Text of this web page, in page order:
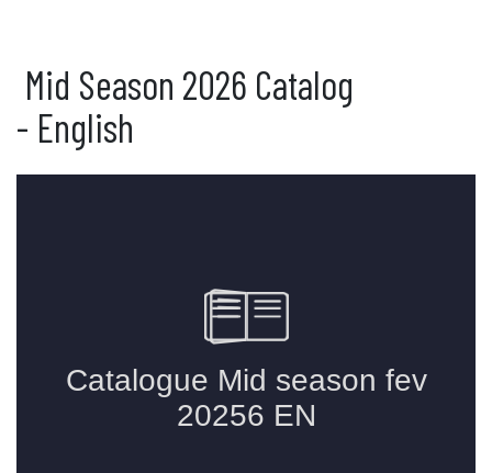
Mid Season 2026 Catalog
- English